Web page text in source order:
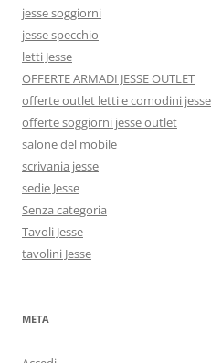
jesse soggiorni
jesse specchio
letti Jesse
OFFERTE ARMADI JESSE OUTLET
offerte outlet letti e comodini jesse
offerte soggiorni jesse outlet
salone del mobile
scrivania jesse
sedie Jesse
Senza categoria
Tavoli Jesse
tavolini Jesse
META